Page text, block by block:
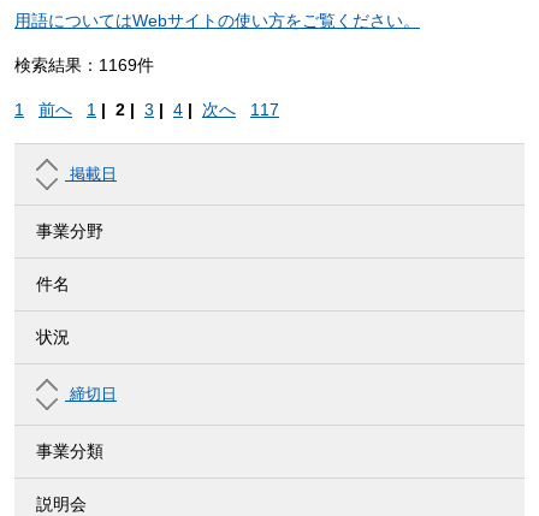
用語についてはWebサイトの使い方をご覧ください。
検索結果：1169件
1 前へ 1 | 2 | 3 | 4 | 次へ 117
掲載日
事業分野
件名
状況
締切日
事業分類
説明会